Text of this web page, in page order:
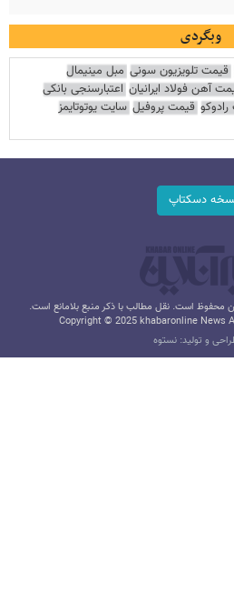
وبگردی
قیمت تلویزیون سونی مبل مینیمال
آهن فولاد ایرانیان اعتبارسنجی بانکی
قیمت پروفیل سایت یوتوتایمز
دسکتاپ
محفوظ است. نقل مطالب با ذکر منبع بلامانع است.
Copyright © 2025 khabaronline News
و تولید: نستوه